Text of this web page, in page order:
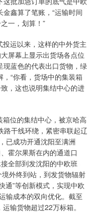
鑫算了笔账，“运输时间
一，划算！”
运以来，这样的中外货主
屏幕上显示出货场各点位
现蓝色的代表出口货物，绿
“你看，货场中的集装箱
，这也说明集结中心的进
位的集结中心，被京哈高
干线环绕，紧密串联起辽
已成功开通沈阳至满洲
霍尔果斯在内的通道口
全部到发沈阳的中欧班
外终到站，到发货物辐射
通”等创新模式，实现中欧
输成本的双向优化。截至
输货物超过22万标箱。